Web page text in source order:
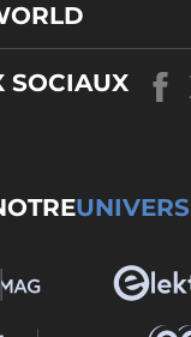
SOCIAUX
UNIVERS